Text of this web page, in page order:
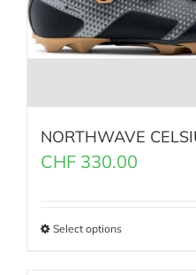
NORTHWAVE
CHF 330.00
Select options